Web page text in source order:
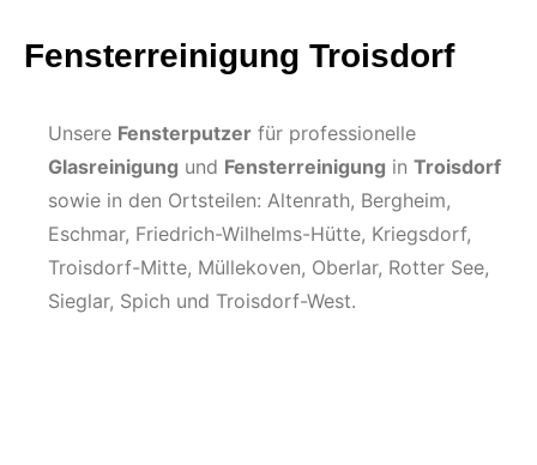
Fensterreinigung Troisdorf
Unsere Fensterputzer für professionelle
Glasreinigung und Fensterreinigung in Troisdorf
sowie in den Ortsteilen: Altenrath, Bergheim,
Eschmar, Friedrich-Wilhelms-Hütte, Kriegsdorf,
Troisdorf-Mitte, Müllekoven, Oberlar, Rotter See,
Sieglar, Spich und Troisdorf-West.